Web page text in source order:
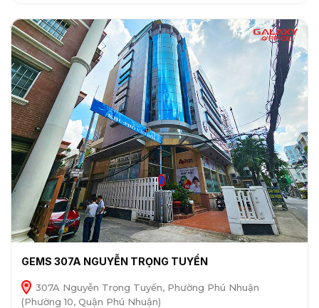
GEMS 307A NGUYỄN TRỌNG TUYỂN
307A Nguyễn Trọng Tuyển, Phường Phú Nhuận
(Phường 10, Quận Phú Nhuận)